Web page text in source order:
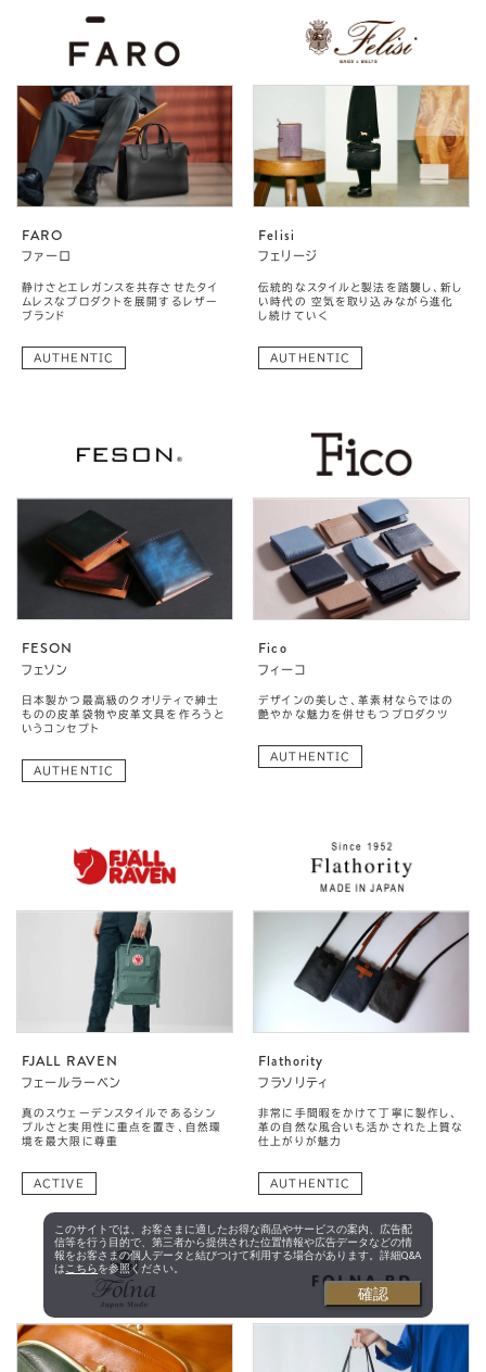
FARO
ファーロ
静けさとエレガンスを共存させたタイ
ムレスなプロダクトを展開するレザー
ブランド
AUTHENTIC
Felisi
フェリージ
伝統的なスタイルと製法を踏襲し、新し
い時代の 空気を取り込みながら進化
し続けていく
AUTHENTIC
FESON
フェソン
日本製かつ最高級のクオリティで紳士
ものの皮革袋物や皮革文具を作ろうと
いうコンセプト
AUTHENTIC
Fico
フィーコ
デザインの美しさ、革素材ならではの
艶やかな魅力を併せもつプロダクツ
AUTHENTIC
FJALL RAVEN
フェールラーベン
真のスウェーデンスタイルであるシン
プルさと実用性に重点を置き、自然環
境を最大限に尊重
ACTIVE
Flathority
フラソリティ
非常に手間暇をかけて丁寧に製作し、
革の自然な風合いも活かされた上質な
仕上がりが魅力
AUTHENTIC
このサイトでは、お客さまに適したお得な商品やサービスの案内、広告配
信等を行う目的で、第三者から提供された位置情報や広告データなどの情
報をお客さまの個人データと結びつけて利用する場合があります。詳細Q&A
は こちらを参照ください。
確認